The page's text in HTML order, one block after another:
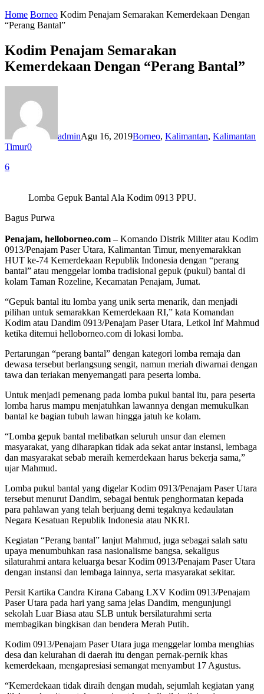
Home Borneo Kodim Penajam Semarakan Kemerdekaan Dengan
“Perang Bantal”
Kodim Penajam Semarakan
Kemerdekaan Dengan “Perang Bantal”
adminAgu 16, 2019Borneo, Kalimantan, Kalimantan
Timur0
6
Lomba Gepuk Bantal Ala Kodim 0913 PPU.
Bagus Purwa
Penajam, helloborneo.com –Komando Distrik Militer atau Kodim
0913/Penajam Paser Utara, Kalimantan Timur, menyemarakkan
HUT ke-74 Kemerdekaan Republik Indonesia dengan “perang
bantal” atau menggelar lomba tradisional gepuk (pukul) bantal di
kolam Taman Rozeline, Kecamatan Penajam, Jumat.
“Gepuk bantal itu lomba yang unik serta menarik, dan menjadi
pilihan untuk semarakkan Kemerdekaan RI,” kata Komandan
Kodim atau Dandim 0913/Penajam Paser Utara, Letkol Inf Mahmud
ketika ditemui helloborneo.com di lokasi lomba.
Pertarungan “perang bantal” dengan kategori lomba remaja dan
dewasa tersebut berlangsung sengit, namun meriah diwarnai dengan
tawa dan teriakan menyemangati para peserta lomba.
Untuk menjadi pemenang pada lomba pukul bantal itu, para peserta
lomba harus mampu menjatuhkan lawannya dengan memukulkan
bantal ke bagian tubuh lawan hingga jatuh ke kolam.
“Lomba gepuk bantal melibatkan seluruh unsur dan elemen
masyarakat, yang diharapkan tidak ada sekat antar instansi, lembaga
dan masyarakat sebab meraih kemerdekaan harus bekerja sama,”
ujar Mahmud.
Lomba pukul bantal yang digelar Kodim 0913/Penajam Paser Utara
tersebut menurut Dandim, sebagai bentuk penghormatan kepada
para pahlawan yang telah berjuang demi tegaknya kedaulatan
Negara Kesatuan Republik Indonesia atau NKRI.
Kegiatan “Perang bantal” lanjut Mahmud, juga sebagai salah satu
upaya menumbuhkan rasa nasionalisme bangsa, sekaligus
silaturahmi antara keluarga besar Kodim 0913/Penajam Paser Utara
dengan instansi dan lembaga lainnya, serta masyarakat sekitar.
Persit Kartika Candra Kirana Cabang LXV Kodim 0913/Penajam
Paser Utara pada hari yang sama jelas Dandim, mengunjungi
sekolah Luar Biasa atau SLB untuk bersilaturahmi serta
membagikan bingkisan dan bendera Merah Putih.
Kodim 0913/Penajam Paser Utara juga menggelar lomba menghias
desa dan kelurahan di daerah itu dengan pernak-pernik khas
kemerdekaan, mengapresiasi semangat menyambut 17 Agustus.
“Kemerdekaan tidak diraih dengan mudah, sejumlah kegiatan yang